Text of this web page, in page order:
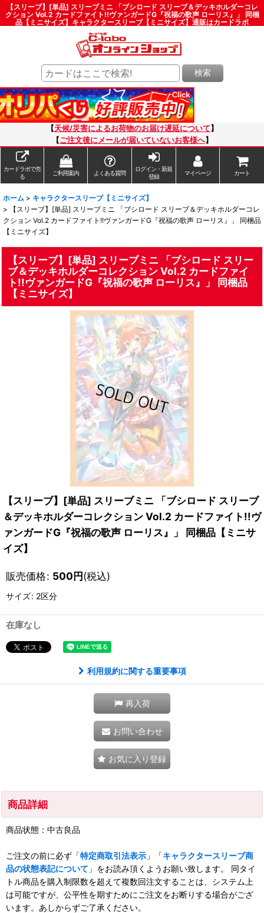
【スリーブ】[単品] スリーブミニ 「ブシロード スリーブ＆デッキホルダーコレ
クション Vol.2 カードファイト!!ヴァンガードG『祝福の歌声 ローリス』」 同梱
品【ミニサイズ】キャラクタースリーブ【ミニサイズ】通販はカードラボ
検索
【天候/災害によるお荷物のお届け遅延について 】
【ご注文後にメールが届いていないお客様へ】
カードラボで売
る
ご利用案内 よくある質問
ログイン・新規
登録
マイページ カート
ホーム > キャラクタースリーブ【ミニサイズ】
>
【スリーブ】[単品] スリーブミニ 「ブシロード スリーブ＆デッキホルダーコレ
クション Vol.2 カードファイト!!ヴァンガードG『祝福の歌声 ローリス』」 同梱品
【ミニサイズ】
【スリーブ】[単品] スリーブミニ 「ブシロード スリー
ブ＆デッキホルダーコレクション Vol.2 カードファイ
ト!!ヴァンガードG『祝福の歌声 ローリス』」 同梱品
【ミニサイズ】
【スリーブ】[単品] スリーブミニ 「ブシロード スリーブ
＆デッキホルダーコレクション Vol.2 カードファイト!!ヴ
ァンガードG『祝福の歌声 ローリス』」 同梱品【ミニサ
イズ】
販売価格: 500円(税込)
サイズ: 2区分
在庫なし
利用規約に関する重要事項
再入荷
お問い合わせ
お気に入り登録
商品詳細
商品状態：中古良品
ご注文の前に必ず「特定商取引法表示 」「キャラクタースリーブ商
品の状態表記について 」をお読み頂くようお願い致します。 同タイ
トル商品を購入制限数を超えて複数回注文することは、システム上
は可能ですが、公平性を期すためにご注文をお断りする場合がござ
います。あしからずご了承ください。